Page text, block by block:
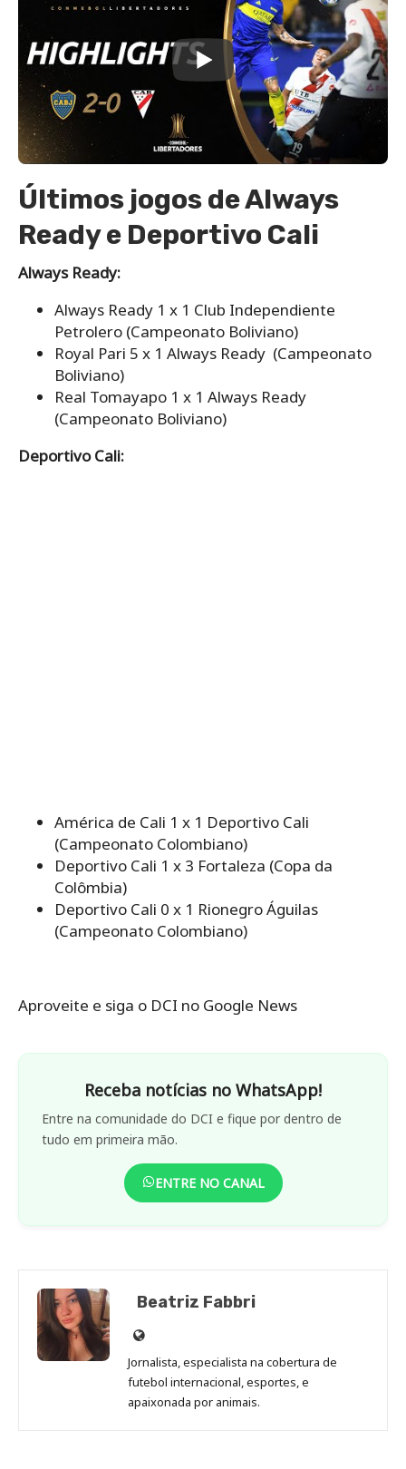
Últimos jogos de Always
Ready e Deportivo Cali
Always Ready:
Always Ready 1 x 1 Club Independiente
Petrolero (Campeonato Boliviano)
Royal Pari 5 x 1 Always Ready (Campeonato
Boliviano)
Real Tomayapo 1 x 1 Always Ready
(Campeonato Boliviano)
Deportivo Cali:
América de Cali 1 x 1 Deportivo Cali
(Campeonato Colombiano)
Deportivo Cali 1 x 3 Fortaleza (Copa da
Colômbia)
Deportivo Cali 0 x 1 Rionegro Águilas
(Campeonato Colombiano)
Aproveite e siga o DCI no Google News
Receba notícias no WhatsApp!
Entre na comunidade do DCI e fique por dentro de
tudo em primeira mão.
ENTRE NO CANAL
Beatriz Fabbri
Site
de
Beatriz
Fabbri
Jornalista, especialista na cobertura de
futebol internacional, esportes, e
apaixonada por animais.